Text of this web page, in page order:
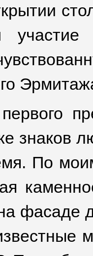
знаков
По
фасаде